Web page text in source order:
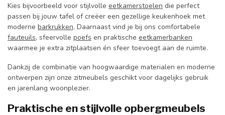
Kies bijvoorbeeld voor stijlvolle eetkamerstoelen die perfect
passen bij jouw tafel of creëer een gezellige keukenhoek met
moderne barkrukken. Daarnaast vind je bij ons comfortabele
fauteuils, sfeervolle poefs en praktische eetkamerbanken
waarmee je extra zitplaatsen én sfeer toevoegt aan de ruimte.
Dankzij de combinatie van hoogwaardige materialen en moderne
ontwerpen zijn onze zitmeubels geschikt voor dagelijks gebruik
en jarenlang woonplezier.
Praktische en stijlvolle opbergmeubels